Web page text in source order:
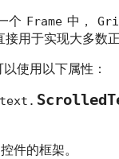
个 Frame 中，
接用于实现大多数
使用以下属性：
件的框架。